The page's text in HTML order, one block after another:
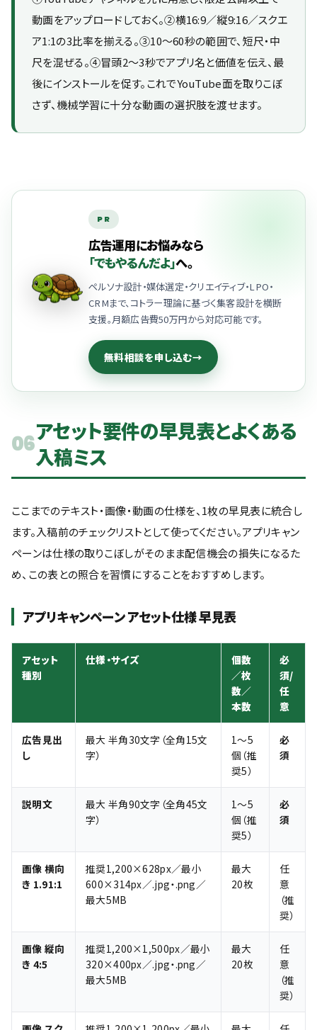
動画をアップロードしておく。②横16:9／縦9:16／スクエ
ア1:1の3比率を揃える。③10〜60秒の範囲で、短尺・中
尺を混ぜる。④冒頭2〜3秒でアプリ名と価値を伝え、最
後にインストールを促す。これでYouTube面を取りこぼ
さず、機械学習に十分な動画の選択肢を渡せます。
PR
広告運用にお悩みなら
「でもやるんだよ」へ。
ペルソナ設計・媒体選定・クリエイティブ・LPO・
CRMまで、コトラー理論に基づく集客設計を横断
支援。月額広告費50万円から対応可能です。
無料相談を申し込む→
06アセット要件の早見表とよくある
入稿ミス
ここまでのテキスト・画像・動画の仕様を、1枚の早見表に統合し
ます。入稿前のチェックリストとして使ってください。アプリキャン
ペーンは仕様の取りこぼしがそのまま配信機会の損失になるた
め、この表との照合を習慣にすることをおすすめします。
アプリキャンペーン アセット仕様 早見表
アセット
種別
仕様・サイズ
個数
／枚
数／
本数
必
須/
任
意
広告見出
し
最大 半角30文字（全角15文
字）
1〜5
個（推
奨5）
必
須
説明文
最大 半角90文字（全角45文
字）
1〜5
個（推
奨5）
必
須
画像 横向
き 1.91:1
推奨1,200×628px／最小
600×314px／.jpg・.png／
最大5MB
最大
20枚
任
意
（推
奨）
画像 縦向
き 4:5
推奨1,200×1,500px／最小
320×400px／.jpg・.png／
最大5MB
最大
20枚
任
意
（推
奨）